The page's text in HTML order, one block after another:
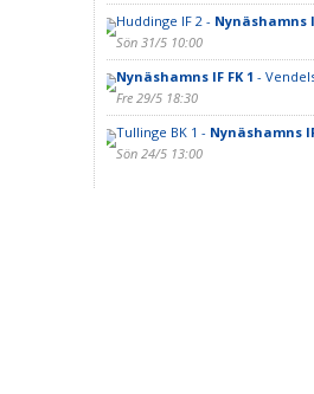
Huddinge IF 2 - Nynäshamns
Sön 31/5 10:00
Nynäshamns IF FK 1 -
Fre 29/5 18:30
Tullinge BK 1 - Nynäshamns
Sön 24/5 13:00